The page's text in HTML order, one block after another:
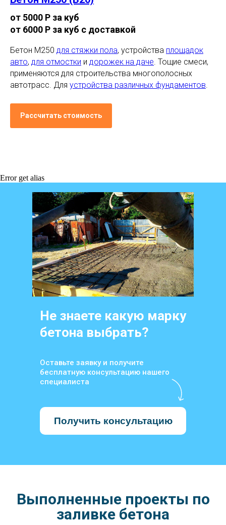
от 5000 Р за куб
от 6000 Р за куб с доставкой
Бетон М250 для стяжки пола, устройства площадок
авто, для отмостки и дорожек на даче . Тощие смеси,
применяются для строительства многополосных
автотрасс. Для устройства различных фундаментов
Рассчитать стоимость
Error get alias
Не знаете какую марку
бетона выбрать?
Оставьте заявку и получите
бесплатную консультацию нашего
специалиста
Получить консультацию
Выполненные проекты по
заливке бетона